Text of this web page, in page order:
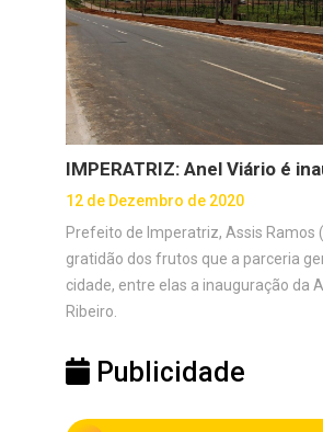
IMPERATRIZ: Anel Viário é
12 de Dezembro de 2020
Prefeito de Imperatriz, Assis Ramos
gratidão dos frutos que a parceria
cidade, entre elas a inauguração da
Ribeiro.
Publicidade